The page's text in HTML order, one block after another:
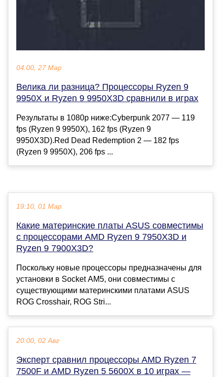
04:00, 27 Мар
Велика ли разница? Процессоры Ryzen 9
9950X и Ryzen 9 9950X3D сравнили в играх
Результаты в 1080p ниже:Cyberpunk 2077 — 119
fps (Ryzen 9 9950X), 162 fps (Ryzen 9
9950X3D).Red Dead Redemption 2 — 182 fps
(Ryzen 9 9950X), 206 fps ...
19:10, 01 Мар
Какие материнские платы ASUS совместимы
с процессорами AMD Ryzen 9 7950X3D и
Ryzen 9 7900X3D?
Поскольку новые процессоры предназначены для
установки в Socket AM5, они совместимы с
существующими материнскими платами ASUS
ROG Crosshair, ROG Stri...
20:00, 02 Авг
Эксперт сравнил процессоры AMD Ryzen 7
7500F и AMD Ryzen 5 5600X в 10 играх —